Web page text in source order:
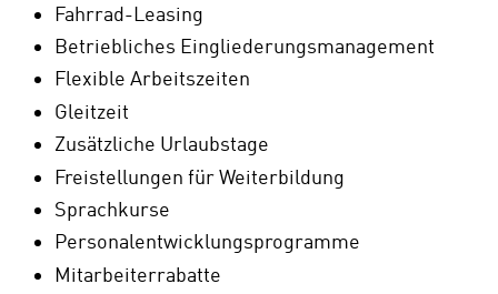
Fahrrad-Leasing
Betriebliches Eingliederungsmanagement
Flexible Arbeitszeiten
Gleitzeit
Zusätzliche Urlaubstage
Freistellungen für Weiterbildung
Sprachkurse
Personalentwicklungsprogramme
Mitarbeiterrabatte